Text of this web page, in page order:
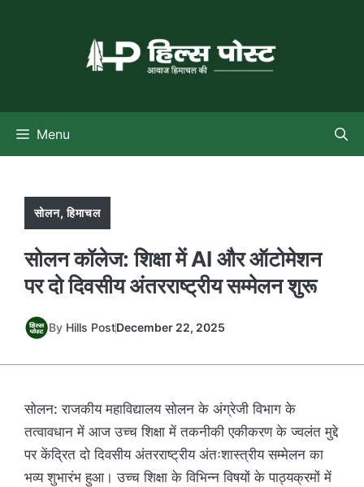
Menu
सोलन,हिमाचल
सोलन कॉलेज: शिक्षा में AI और ऑटोमेशन
पर दो दिवसीय अंतरराष्ट्रीय सम्मेलन शुरू
By Hills PostDecember 22, 2025
सोलन: राजकीय महाविद्यालय सोलन के अंग्रेजी विभाग के
तत्वावधान में आज उच्च शिक्षा में तकनीकी एकीकरण के ज्वलंत मुद्दे
पर केंद्रित दो दिवसीय अंतरराष्ट्रीय अंतःशास्त्रीय सम्मेलन का
भव्य शुभारंभ हुआ। उच्च शिक्षा के विभिन्न विषयों के पाठ्यक्रमों में